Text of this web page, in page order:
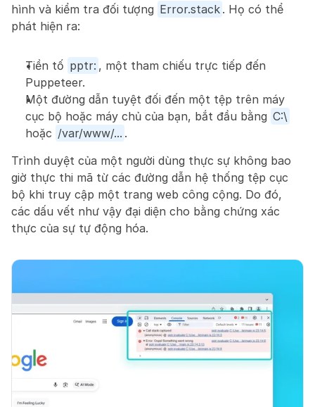
hình và kiểm tra đối tượng Error.stack . Họ có thể
phát hiện ra:
Tiền tố pptr: , một tham chiếu trực tiếp đến
Puppeteer.
Một đường dẫn tuyệt đối đến một tệp trên máy
cục bộ hoặc máy chủ của bạn, bắt đầu bằng C:\
hoặc /var/www/... .
Trình duyệt của một người dùng thực sự không bao
giờ thực thi mã từ các đường dẫn hệ thống tệp cục
bộ khi truy cập một trang web công cộng. Do đó,
các dấu vết như vậy đại diện cho bằng chứng xác
thực của sự tự động hóa.